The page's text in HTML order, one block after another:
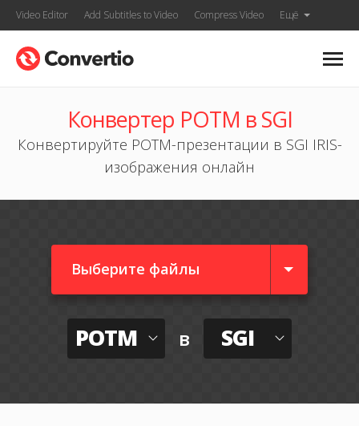
Video Editor Add Subtitles to Video Compress Video Ещё
Конвертер POTM в SGI
Конвертируйте POTM-презентации в SGI IRIS-
изображения онлайн
Выберите файлы
POTM в SGI